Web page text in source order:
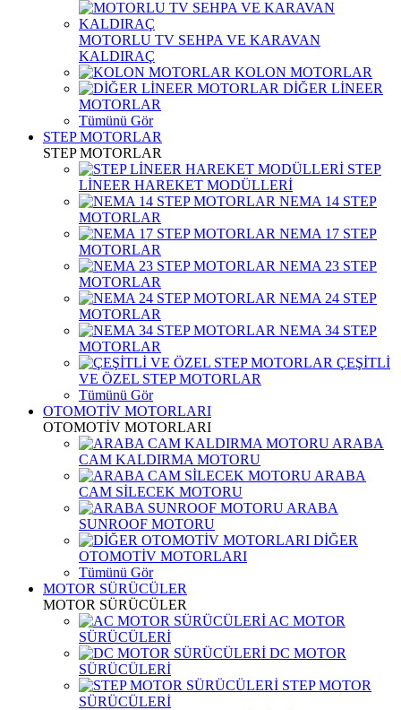
MOTORLU TV SEHPA VE KARAVAN
KALDIRAÇ
KOLON MOTORLAR
DİĞER LİNEER
MOTORLAR
Tümünü Gör
STEP MOTORLAR
STEP MOTORLAR
STEP
LİNEER HAREKET MODÜLLERİ
NEMA 14 STEP
MOTORLAR
NEMA 17 STEP
MOTORLAR
NEMA 23 STEP
MOTORLAR
NEMA 24 STEP
MOTORLAR
NEMA 34 STEP
MOTORLAR
ÇEŞİTLİ
VE ÖZEL STEP MOTORLAR
Tümünü Gör
OTOMOTİV MOTORLARI
OTOMOTİV MOTORLARI
ARABA
CAM KALDIRMA MOTORU
ARABA
CAM SİLECEK MOTORU
ARABA
SUNROOF MOTORU
DİĞER
OTOMOTİV MOTORLARI
Tümünü Gör
MOTOR SÜRÜCÜLER
MOTOR SÜRÜCÜLER
AC MOTOR
SÜRÜCÜLERİ
DC MOTOR
SÜRÜCÜLERİ
STEP MOTOR
SÜRÜCÜLERİ